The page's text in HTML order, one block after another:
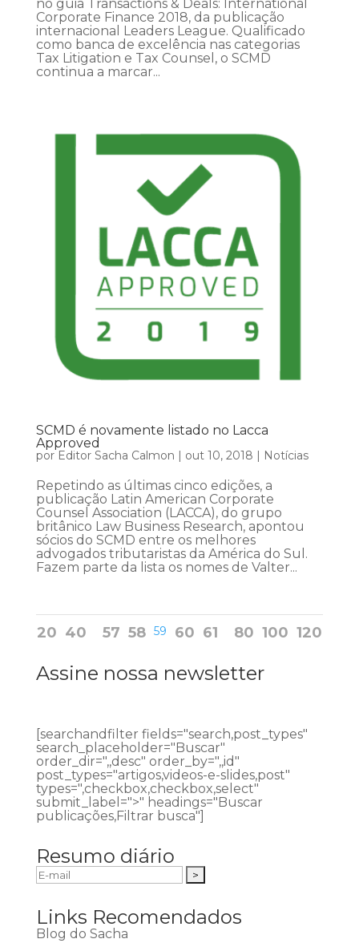
no guia Transactions & Deals: International
Corporate Finance 2018, da publicação
internacional Leaders League. Qualificado
como banca de excelência nas categorias
Tax Litigation e Tax Counsel, o SCMD
continua a marcar...
SCMD é novamente listado no Lacca
Approved
por Editor Sacha Calmon | out 10, 2018 | Notícias
Repetindo as últimas cinco edições, a
publicação Latin American Corporate
Counsel Association (LACCA), do grupo
britânico Law Business Research, apontou
sócios do SCMD entre os melhores
advogados tributaristas da América do Sul.
Fazem parte da lista os nomes de Valter...
20 40 57 58 59 60 61 80 100 120
Assine nossa newsletter
[searchandfilter fields="search,post_types"
search_placeholder="Buscar"
order_dir=",,desc" order_by=",,id"
post_types="artigos,videos-e-slides,post"
types=",checkbox,checkbox,select"
submit_label=">" headings="Buscar
publicações,Filtrar busca"]
Resumo diário
Links Recomendados
Blog do Sacha